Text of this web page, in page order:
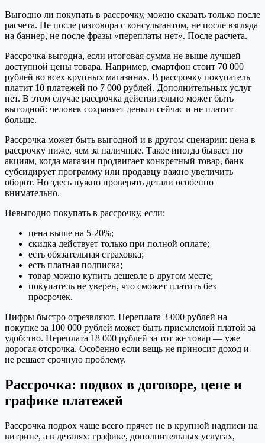
Выгодно ли покупать в рассрочку, можно сказать только после
расчета. Не после разговора с консультантом, не после взгляда
на баннер, не после фразы «переплаты нет». После расчета.
Рассрочка выгодна, если итоговая сумма не выше лучшей
доступной цены товара. Например, смартфон стоит 70 000
рублей во всех крупных магазинах. В рассрочку покупатель
платит 10 платежей по 7 000 рублей. Дополнительных услуг
нет. В этом случае рассрочка действительно может быть
выгодной: человек сохраняет деньги сейчас и не платит
больше.
Рассрочка может быть выгодной и в другом сценарии: цена в
рассрочку ниже, чем за наличные. Такое иногда бывает по
акциям, когда магазин продвигает конкретный товар, банк
субсидирует программу или продавцу важно увеличить
оборот. Но здесь нужно проверять детали особенно
внимательно.
Невыгодно покупать в рассрочку, если:
цена выше на 5-20%;
скидка действует только при полной оплате;
есть обязательная страховка;
есть платная подписка;
товар можно купить дешевле в другом месте;
покупатель не уверен, что сможет платить без
просрочек.
Цифры быстро отрезвляют. Переплата 3 000 рублей на
покупке за 100 000 рублей может быть приемлемой платой за
удобство. Переплата 18 000 рублей за тот же товар — уже
дорогая отсрочка. Особенно если вещь не приносит доход и
не решает срочную проблему.
Рассрочка: подвох в договоре, цене и
графике платежей
Рассрочка подвох чаще всего прячет не в крупной надписи на
витрине, а в деталях: графике, дополнительных услугах,